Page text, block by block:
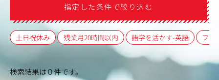
指定した条件で絞り込む
土日祝休み 残業月20時間以内 語学を活かす-英語 フレ
検索結果は０件です。